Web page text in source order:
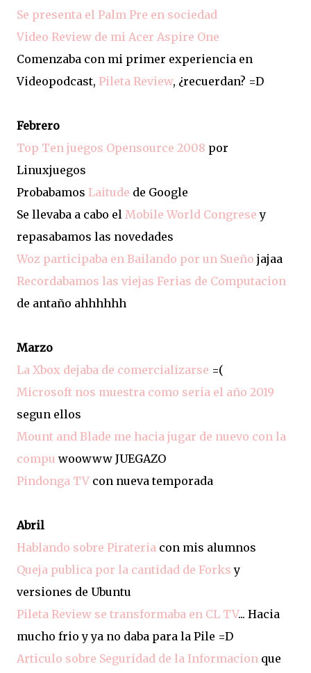
Se presenta el Palm Pre en sociedad
Video Review de mi Acer Aspire One
Comenzaba con mi primer experiencia en
Videopodcast, Pileta Review, ¿recuerdan? =D
Febrero
Top Ten juegos Opensource 2008 por
Linuxjuegos
Probabamos Laitude de Google
Se llevaba a cabo el Mobile World Congrese y
repasabamos las novedades
Woz participaba en Bailando por un Sueño jajaa
Recordabamos las viejas Ferias de Computacion
de antaño ahhhhhh
Marzo
La Xbox dejaba de comercializarse =(
Microsoft nos muestra como seria el año 2019
segun ellos
Mount and Blade me hacia jugar de nuevo con la
compu woowww JUEGAZO
Pindonga TV con nueva temporada
Abril
Hablando sobre Pirateria con mis alumnos
Queja publica por la cantidad de Forksy
versiones de Ubuntu
Pileta Review se transformaba en CL TV... Hacia
mucho frio y ya no daba para la Pile =D
Articulo sobre Seguridad de la Informacion que